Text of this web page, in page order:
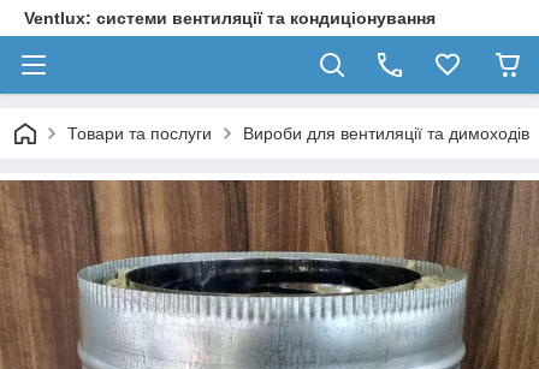
Ventlux: системи вентиляції та кондиціонування
Товари та послуги Вироби для вентиляції та димоходів